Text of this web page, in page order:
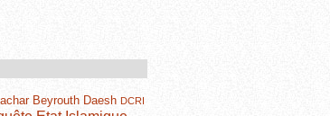
Beyrouth Daesh DCRI